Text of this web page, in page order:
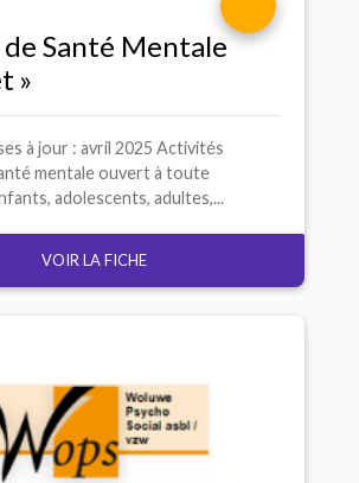
Santé Mentale
»
à jour : avril 2025 Activités
mentale ouvert à toute
adolescents, adultes,...
VOIR LA FICHE